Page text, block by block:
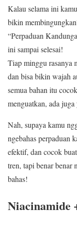
Kalau selama ini
bikin
“Perpaduan
ini sampai selesai!
Tiap minggu rasanya
dan bisa bikin wajah
semua bahan itu
menguatkan, ada
Nah, supaya kamu
ngebahas perpaduan
efektif, dan cocok
tren, tapi benar benar
bahas!
Niacinamide